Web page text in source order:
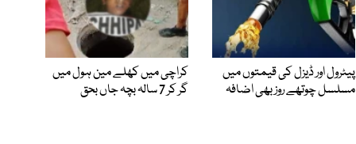
پیٹرول اور ڈیزل کی قیمتوں میں
مسلسل چوتھے روز بھی اضافہ
کراچی میں کھلے مین ہول میں
گر کر 7 سالہ بچہ جاں بحق